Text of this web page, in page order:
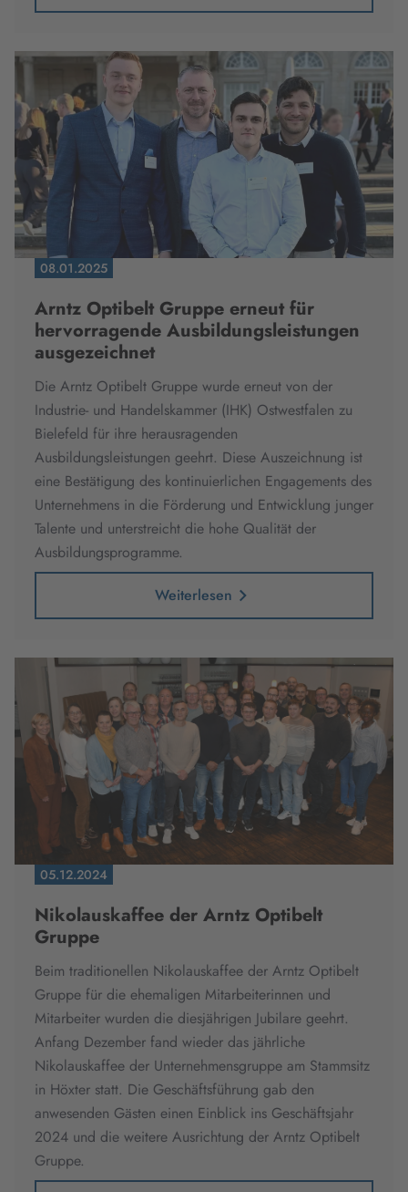
08.01.2025
Arntz Optibelt Gruppe erneut für
hervorragende Ausbildungsleistungen
ausgezeichnet
Die Arntz Optibelt Gruppe wurde erneut von der
Industrie- und Handelskammer (IHK) Ostwestfalen zu
Bielefeld für ihre herausragenden
Ausbildungsleistungen geehrt. Diese Auszeichnung ist
eine Bestätigung des kontinuierlichen Engagements des
Unternehmens in die Förderung und Entwicklung junger
Talente und unterstreicht die hohe Qualität der
Ausbildungsprogramme.
Weiterlesen
05.12.2024
Nikolauskaffee der Arntz Optibelt
Gruppe
Beim traditionellen Nikolauskaffee der Arntz Optibelt
Gruppe für die ehemaligen Mitarbeiterinnen und
Mitarbeiter wurden die diesjährigen Jubilare geehrt.
Anfang Dezember fand wieder das jährliche
Nikolauskaffee der Unternehmensgruppe am Stammsitz
in Höxter statt. Die Geschäftsführung gab den
anwesenden Gästen einen Einblick ins Geschäftsjahr
2024 und die weitere Ausrichtung der Arntz Optibelt
Gruppe.